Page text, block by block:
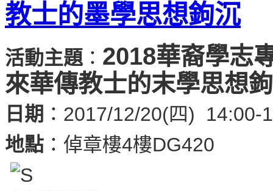
教士的墨學思想鉤沉
活動主題： 2018華裔學志
來華傳教士的末學思想
日期 ：2017/12/20(四) 14:00-
地點 ：倬章樓4樓DG420